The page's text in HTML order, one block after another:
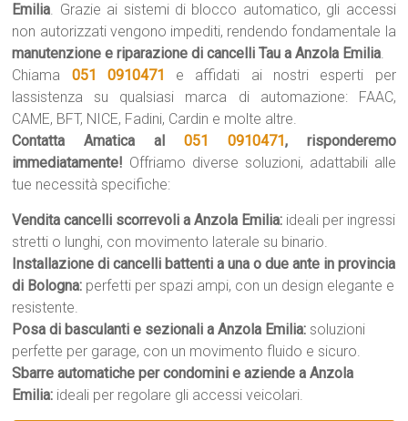
Emilia. Grazie ai sistemi di blocco automatico, gli accessi
non autorizzati vengono impediti, rendendo fondamentale la
manutenzione e riparazione di cancelli Tau a Anzola Emilia.
Chiama 051 0910471
e affidati ai nostri esperti per
lassistenza su qualsiasi marca di automazione: FAAC,
CAME, BFT, NICE, Fadini, Cardin e molte altre.
Contatta Amatica al 051 0910471, risponderemo
immediatamente! Offriamo diverse soluzioni, adattabili alle
tue necessità specifiche:
Vendita cancelli scorrevoli a Anzola Emilia: ideali per ingressi
stretti o lunghi, con movimento laterale su binario.
Installazione di cancelli battenti a una o due ante in provincia
di Bologna: perfetti per spazi ampi, con un design elegante e
resistente.
Posa di basculanti e sezionali a Anzola Emilia: soluzioni
perfette per garage, con un movimento fluido e sicuro.
Sbarre automatiche per condomini e aziende a Anzola
Emilia: ideali per regolare gli accessi veicolari.